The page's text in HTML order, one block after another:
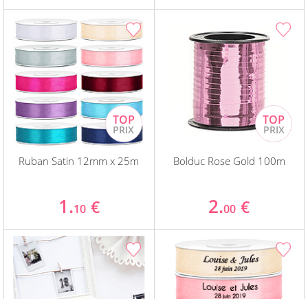
Ruban Satin 12mm x 25m
1.10 €
Bolduc Rose Gold 100m
2.00 €